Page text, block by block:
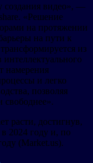
создания видео», —
«Решение
на протяжении
на пути к
из
намерения
и легко
позволяя
свободнее».
расти, достигнув,
2024 году и, по
(Market.us).